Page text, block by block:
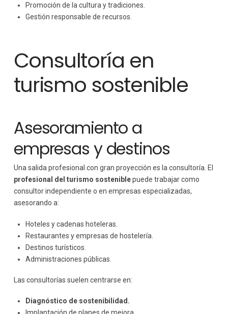
Promoción de la cultura y tradiciones.
Gestión responsable de recursos.
Consultoría en
turismo sostenible
Asesoramiento a
empresas y destinos
Una salida profesional con gran proyección es la consultoría. El
profesional del turismo sosteniblepuede trabajar como
consultor independiente o en empresas especializadas,
asesorando a:
Hoteles y cadenas hoteleras.
Restaurantes y empresas de hostelería.
Destinos turísticos.
Administraciones públicas.
Las consultorías suelen centrarse en:
Diagnóstico de sostenibilidad.